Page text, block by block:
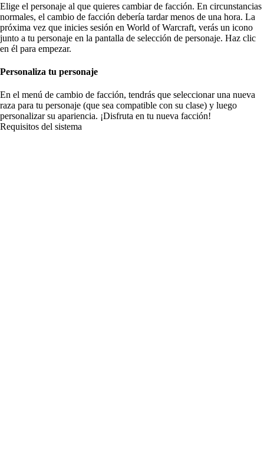
Elige el personaje al que quieres cambiar de facción. En circunstancias
normales, el cambio de facción debería tardar menos de una hora. La
próxima vez que inicies sesión en World of Warcraft, verás un icono
junto a tu personaje en la pantalla de selección de personaje. Haz clic
en él para empezar.
Personaliza tu personaje
En el menú de cambio de facción, tendrás que seleccionar una nueva
raza para tu personaje (que sea compatible con su clase) y luego
personalizar su apariencia. ¡Disfruta en tu nueva facción!
Requisitos del sistema